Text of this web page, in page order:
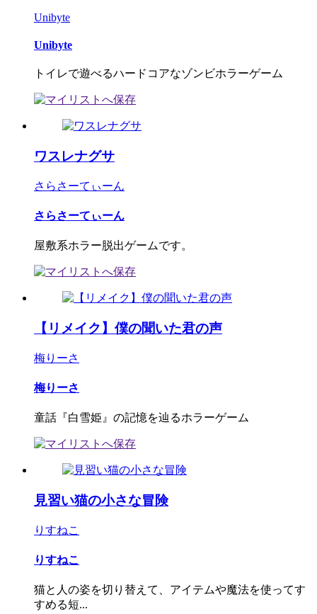
Unibyte
Unibyte
トイレで遊べるハードコアなゾンビホラーゲーム
ワスレナグサ
さらさーてぃーん
さらさーてぃーん
屋敷系ホラー脱出ゲームです。
【リメイク】僕の聞いた君の声
梅りーさ
梅りーさ
童話『白雪姫』の記憶を辿るホラーゲーム
見習い猫の小さな冒険
りすねこ
りすねこ
猫と人の姿を切り替えて、アイテムや魔法を使ってす
すめる短...